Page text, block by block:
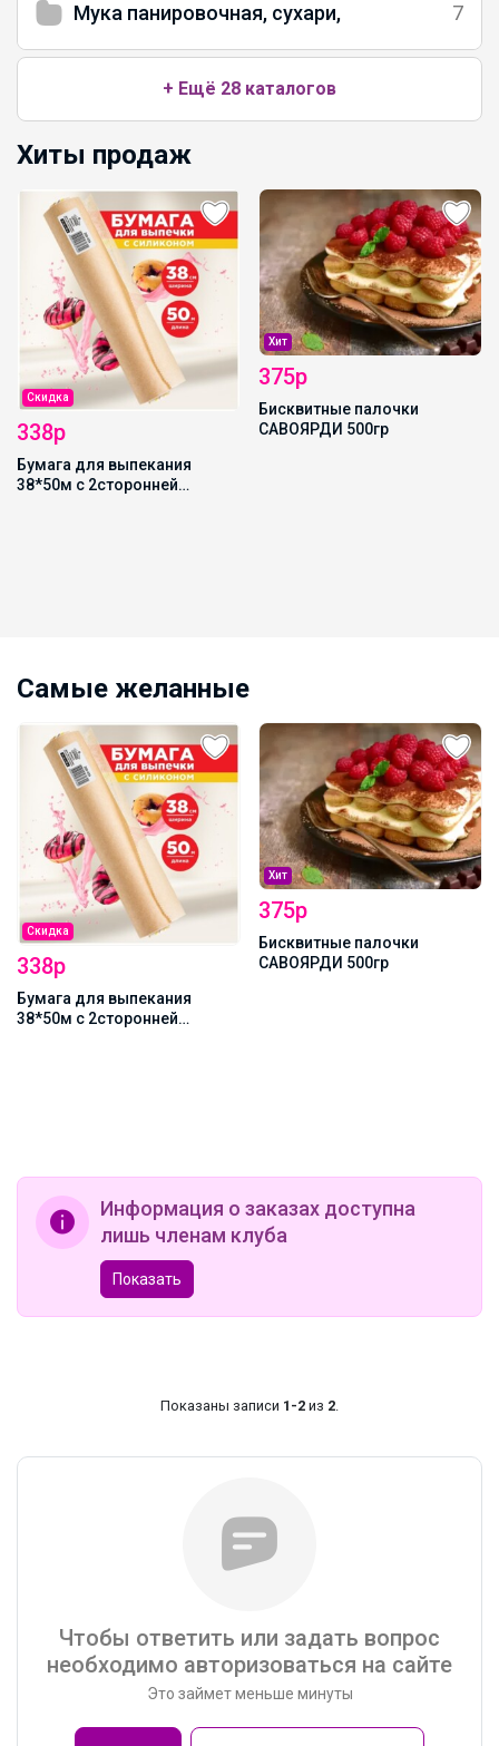
Мука панировочная, сухари, 7
+ Ещё 28 каталогов
Хиты продаж
Скидка
338р
Бумага для выпекания
38*50м с 2сторонней
Хит
375р
Бисквитные палочки
САВОЯРДИ 500гр
Самые желанные
Скидка
338р
Бумага для выпекания
38*50м с 2сторонней
Хит
375р
Бисквитные палочки
САВОЯРДИ 500гр
Информация о заказах доступна
лишь членам клуба
Показать
Показаны записи 1-2 из 2.
Чтобы ответить или задать вопрос
необходимо авторизоваться на сайте
Это займет меньше минуты